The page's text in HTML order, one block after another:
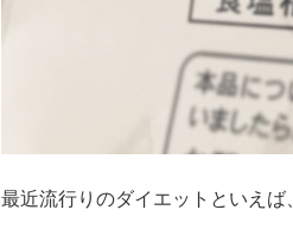
最近流行りのダイエットといえば